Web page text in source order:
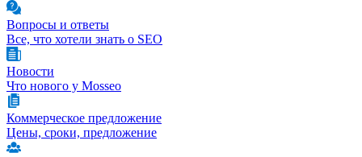
Вопросы и ответы
Все, что хотели знать о SEO
Новости
Что нового у Mosseo
Коммерческое предложение
Цены, сроки, предложение